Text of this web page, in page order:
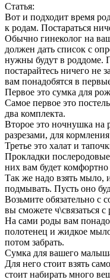
Статья:
Вот и подходит время
к родам. Постараться
Обычно гинеколог на
должен дать список с
нужны будут в роддоме.
постарайтесь ничего не
вам понадобятся в
Первое это сумка для
Самое первое это
два комплекта.
Второе это ночнушка на
разрезами, для
Третье это халат и
Прокладки
них вам будет комфортно
Так же надо взять мыло,
подмывать. Пусть оно
Возьмите обязательно с
вы сможете ч\связаться
На сами роды вам
полотенец и жидкое
потом забрать.
Сумка для вашего
Для него стоит взять
стоит набирать много